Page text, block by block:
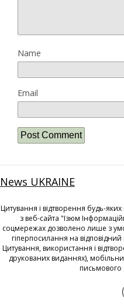
Name
Email
News UKRAINE
Цитування і відтворення будь-яких
з веб-сайта "Ізюм
соцмережах дозволено лише з
гіперпосилання на
Цитування, використання і
друкованих виданнях),
письмового